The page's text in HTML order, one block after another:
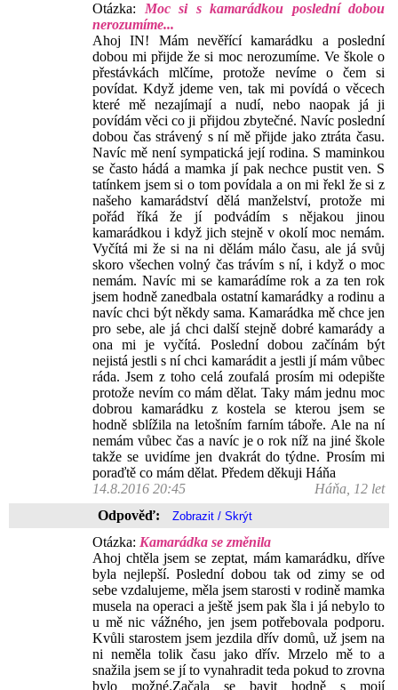
Otázka: Moc si s kamarádkou poslední dobou
nerozumíme...
Ahoj IN! Mám nevěřící kamarádku a poslední
dobou mi přijde že si moc nerozumíme. Ve škole o
přestávkách mlčíme, protože nevíme o čem si
povídat. Když jdeme ven, tak mi povídá o věcech
které mě nezajímají a nudí, nebo naopak já ji
povídám věci co ji přijdou zbytečné. Navíc poslední
dobou čas strávený s ní mě přijde jako ztráta času.
Navíc mě není sympatická její rodina. S maminkou
se často hádá a mamka jí pak nechce pustit ven. S
tatínkem jsem si o tom povídala a on mi řekl že si z
našeho kamarádství dělá manželství, protože mi
pořád říká že jí podvádím s nějakou jinou
kamarádkou i když jich stejně v okolí moc nemám.
Vyčítá mi že si na ni dělám málo času, ale já svůj
skoro všechen volný čas trávím s ní, i když o moc
nemám. Navíc mi se kamarádíme rok a za ten rok
jsem hodně zanedbala ostatní kamarádky a rodinu a
navíc chci být někdy sama. Kamarádka mě chce jen
pro sebe, ale já chci další stejně dobré kamarády a
ona mi je vyčítá. Poslední dobou začínám být
nejistá jestli s ní chci kamarádit a jestli jí mám vůbec
ráda. Jsem z toho celá zoufalá prosím mi odepište
protože nevím co mám dělat. Taky mám jednu moc
dobrou kamarádku z kostela se kterou jsem se
hodně sblížila na letošním farním táboře. Ale na ní
nemám vůbec čas a navíc je o rok níž na jiné škole
takže se uvidíme jen dvakrát do týdne. Prosím mi
poraďtě co mám dělat. Předem děkuji Háňa
14.8.2016 20:45
Háňa, 12 let
Odpověď:
Otázka: Kamarádka se změnila
Ahoj chtěla jsem se zeptat, mám kamarádku, dříve
byla nejlepší. Poslední dobou tak od zimy se od
sebe vzdalujeme, měla jsem starosti v rodině mamka
musela na operaci a ještě jsem pak šla i já nebylo to
u mě nic vážného, jen jsem potřebovala podporu.
Kvůli starostem jsem jezdila dřív domů, už jsem na
ni neměla tolik času jako dřív. Mrzelo mě to a
snažila jsem se jí to vynahradit teda pokud to zrovna
bylo možné.Začala se bavit hodně s mojí